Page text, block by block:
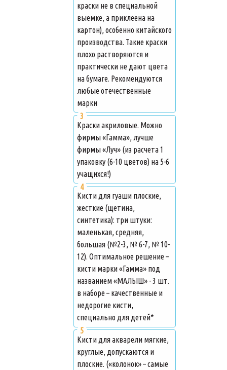
краски не в специальной
выемке, а приклеена на
картон), особенно китайского
производства. Такие краски
плохо растворяются и
практически не дают цвета
на бумаге. Рекомендуются
любые отечественные
марки
Краски акриловые. Можно
фирмы «Гамма», лучше
фирмы «Луч» (из расчета 1
упаковку (6-10 цветов) на 5-6
учащихся!)
Кисти для гуаши плоские,
жесткие (щетина,
синтетика): три штуки:
маленькая, средняя,
большая (№2-3, № 6-7, № 10-
12). Оптимальное решение –
кисти марки «Гамма» под
названием «МАЛЫШ» - 3 шт.
в наборе – качественные и
недорогие кисти,
специально для детей*
Кисти для акварели мягкие,
круглые, допускаются и
плоские. («колонок» – самые